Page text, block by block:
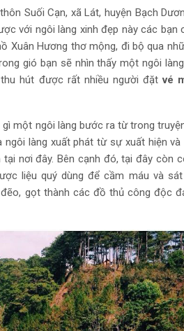
Suối Cạn, xã Lát, huyện Bạch
với ngôi làng xinh đẹp này các bạn
Xuân Hương thơ mộng, đi bộ qua
gió bạn sẽ nhìn thấy một ngôi
thu hút được rất nhiều người đặtvé
một ngôi làng bước ra từ trong
làng xuất phát từ sự xuất hiện
nơi đây. Bên cạnh đó, tại đây còn
liệu quý dùng để cầm máu và
gọt thành các đồ thủ công độc